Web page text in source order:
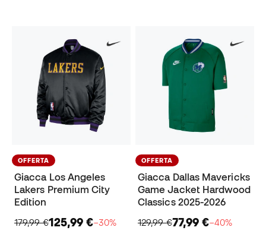
OFFERTA
Giacca Los Angeles
Lakers Premium City
Edition
179,99 €125,99 €−30%
OFFERTA
Giacca Dallas Mavericks
Game Jacket Hardwood
Classics 2025-2026
129,99 €77,99 €−40%